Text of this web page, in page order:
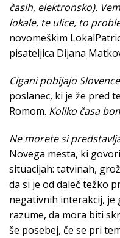
časih, elektronsko).
lokale, te ulice, to
novomeškim
pisateljica Dijana
Cigani pobijajo Slovence
poslanec, ki je že pred
Romom. Koliko časa
Ne morete si
Novega mesta, ki
situacijah: tatvinah,
da si je od daleč težko
negativnih interakcij, je
razume, da mora biti
še posebej, če se pri